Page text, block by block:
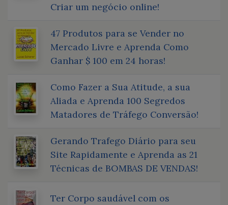
Criar um negócio online!
47 Produtos para se Vender no
Mercado Livre e Aprenda Como
Ganhar $ 100 em 24 horas!
Como Fazer a Sua Atitude, a sua
Aliada e Aprenda 100 Segredos
Matadores de Tráfego Conversão!
Gerando Trafego Diário para seu
Site Rapidamente e Aprenda as 21
Técnicas de BOMBAS DE VENDAS!
Ter Corpo saudável com os